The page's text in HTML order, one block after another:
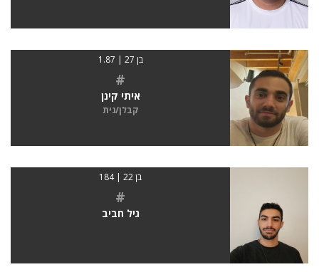
בן 27 | 1.87
#
איתי קינן
קבלן/נית
בן 22 | 184
#
גיל חביב